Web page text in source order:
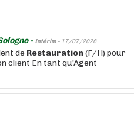
-Intérim - 17/07/2026
de Restauration (F/H) pour
client En tant qu'Agent